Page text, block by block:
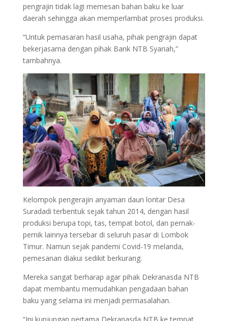
pengrajin tidak lagi memesan bahan baku ke luar
daerah sehingga akan memperlambat proses produksi.
“Untuk pemasaran hasil usaha, pihak pengrajin dapat
bekerjasama dengan pihak Bank NTB Syariah,”
tambahnya.
Kelompok pengerajin anyaman daun lontar Desa
Suradadi terbentuk sejak tahun 2014, dengan hasil
produksi berupa topi, tas, tempat botol, dan pernak-
pernik lainnya tersebar di seluruh pasar di Lombok
Timur. Namun sejak pandemi Covid-19 melanda,
pemesanan diakui sedikit berkurang.
Mereka sangat berharap agar pihak Dekranasda NTB
dapat membantu memudahkan pengadaan bahan
baku yang selama ini menjadi permasalahan.